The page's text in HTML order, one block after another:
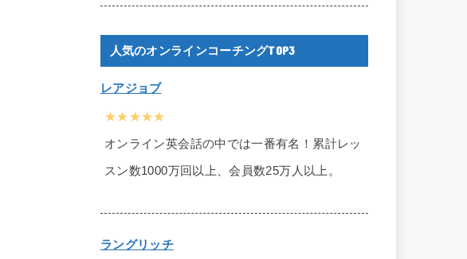
人気のオンラインコーチングTOP3
レアジョブ
★★★★★
オンライン英会話の中では一番有名！累計レッ
スン数1000万回以上、会員数25万人以上。
ラングリッチ